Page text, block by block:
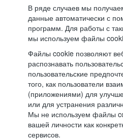
В ряде случаев мы
данные автоматически с
программ. Для работы с
мы используем файлы
Файлы cookie позволяют
распознавать
пользовательские
того, как пользователи
(приложениями) для
или для устранения
Мы не используем файлы
вашей личности как
сервисов.